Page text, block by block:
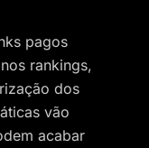
pagos
rankings,
dos
vão
acabar